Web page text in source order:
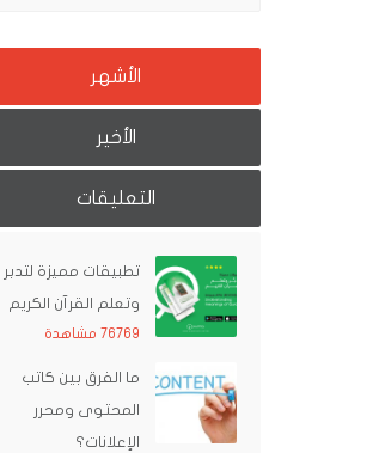
الأشهر
الأخير
التعليقات
تطبيقات مميزة لتدبر
وتعلم القرآن الكريم
76769 مشاهدة
ما الفرق بين كاتب
المحتوى ومحرر
الإعلانات؟